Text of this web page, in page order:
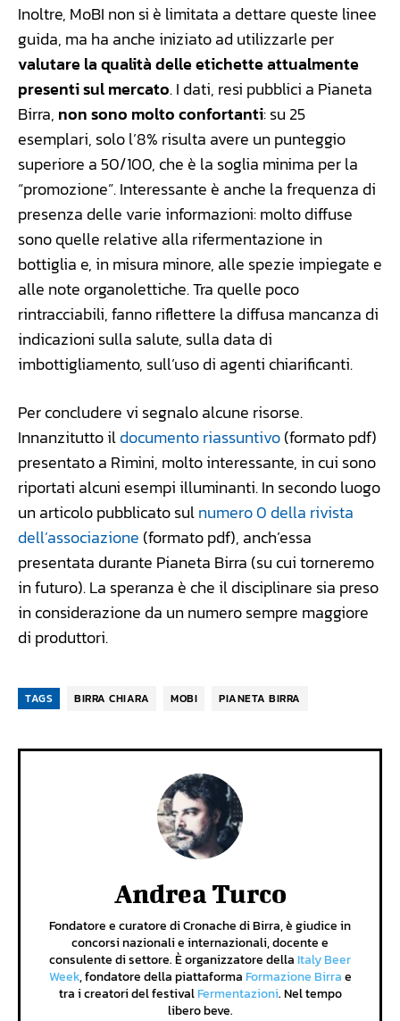
Inoltre, MoBI non si è limitata a dettare queste linee
guida, ma ha anche iniziato ad utilizzarle per
valutare la qualità delle etichette attualmente
presenti sul mercato. I dati, resi pubblici a Pianeta
Birra, non sono molto confortanti: su 25
esemplari, solo l’8% risulta avere un punteggio
superiore a 50/100, che è la soglia minima per la
“promozione”. Interessante è anche la frequenza di
presenza delle varie informazioni: molto diffuse
sono quelle relative alla rifermentazione in
bottiglia e, in misura minore, alle spezie impiegate e
alle note organolettiche. Tra quelle poco
rintracciabili, fanno riflettere la diffusa mancanza di
indicazioni sulla salute, sulla data di
imbottigliamento, sull’uso di agenti chiarificanti.
Per concludere vi segnalo alcune risorse.
Innanzitutto ildocumento riassuntivo(formato pdf)
presentato a Rimini, molto interessante, in cui sono
riportati alcuni esempi illuminanti. In secondo luogo
un articolo pubblicato sulnumero 0 della rivista
dell’associazione (formato pdf), anch’essa
presentata durante Pianeta Birra (su cui torneremo
in futuro). La speranza è che il disciplinare sia preso
in considerazione da un numero sempre maggiore
di produttori.
TAGS BIRRA CHIARA MOBI PIANETA BIRRA
Andrea Turco
Fondatore e curatore di Cronache di Birra, è giudice in
concorsi nazionali e internazionali, docente e
consulente di settore. È organizzatore della Italy Beer
Week, fondatore della piattaforma Formazione Birrae
tra i creatori del festivalFermentazioni. Nel tempo
libero beve.